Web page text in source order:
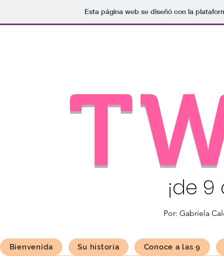
Esta página web se diseñó con la
¡de
Por: Gabriela
Bienvenida Su historia
Conoce a las 9